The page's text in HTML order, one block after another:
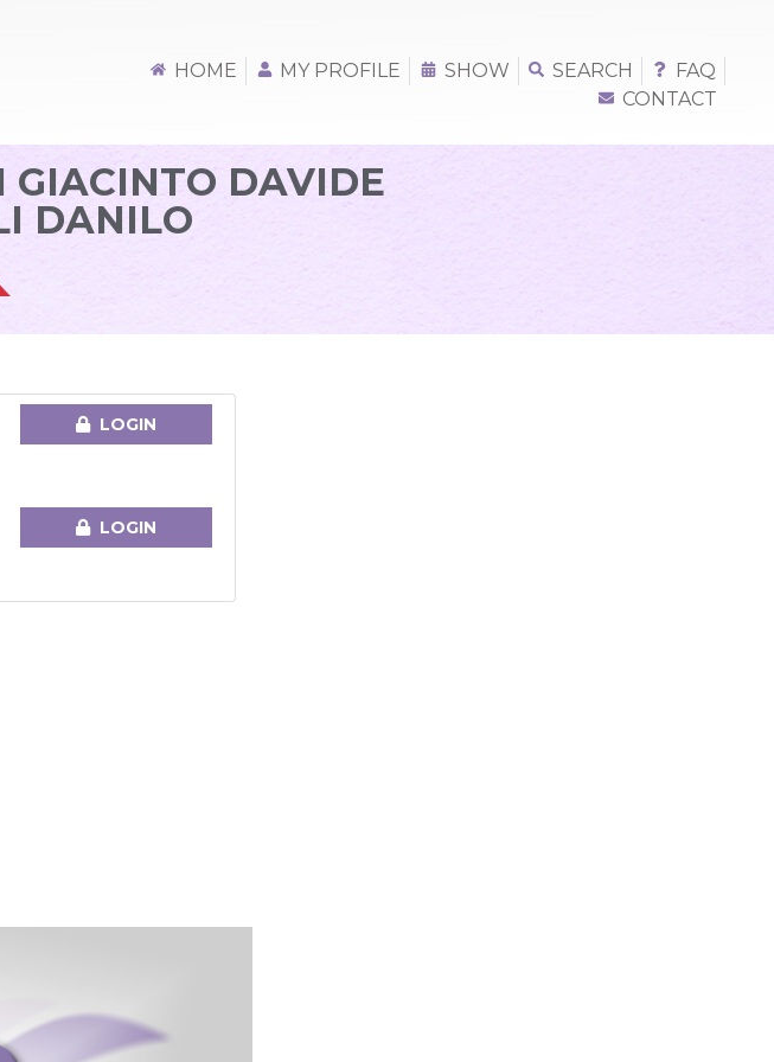
HOME MY PROFILE SHOW SEARCH
FAQ
CONTACT
GIACINTO DAVIDE
DANILO
LOGIN
LOGIN